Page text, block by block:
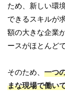
ため、新しい環
できるスキルが
額の大きな企業
ースがほとんどで
そのため、 一つ
まな現場で働い